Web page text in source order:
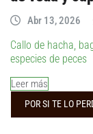
Abr 13, 2026
Callo de hacha,
especies de peces
Leer más
POR SI TE LO